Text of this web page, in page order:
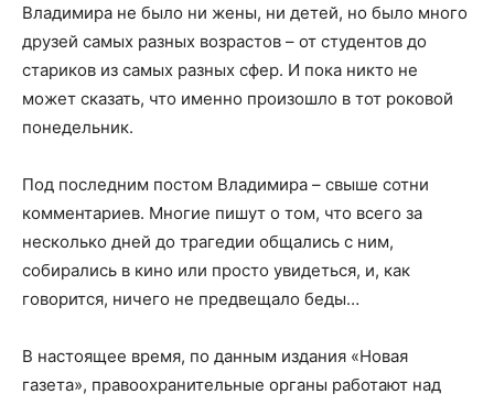
Владимира не было ни жены, ни детей, но было много
друзей самых разных возрастов – от студентов до
стариков из самых разных сфер. И пока никто не
может сказать, что именно произошло в тот роковой
понедельник.
Под последним постом Владимира – свыше сотни
комментариев. Многие пишут о том, что всего за
несколько дней до трагедии общались с ним,
собирались в кино или просто увидеться, и, как
говорится, ничего не предвещало беды…
В настоящее время, по данным издания «Новая
газета», правоохранительные органы работают над